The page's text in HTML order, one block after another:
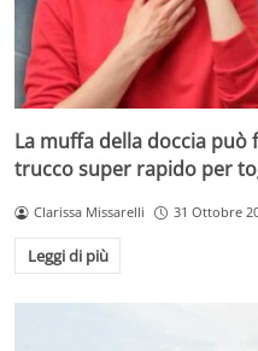
La muffa della doccia
trucco super rapido per
Clarissa Missarelli 31 Ottobre
Leggi di più